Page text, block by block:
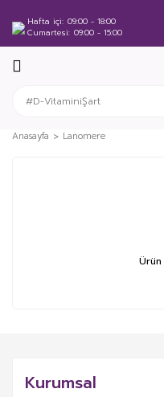
Hafta içi 09:00 - 18:00
Cumartesi 09:00 - 15:00
Anasayfa Lanomere
Ürün
Kurumsal